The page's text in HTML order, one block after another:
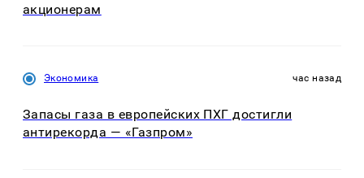
акционерам
Экономика час назад
Запасы газа в европейских ПХГ достигли
антирекорда — «Газпром»